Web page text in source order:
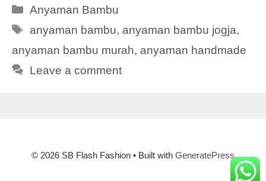
Categories
Anyaman Bambu
Tags
anyaman bambu, anyaman bambu jogja,
anyaman bambu murah, anyaman handmade
Leave a comment
© 2026 SB Flash Fashion • Built with GeneratePress